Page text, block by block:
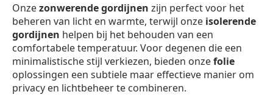
Onzezonwerende gordijnen zijn perfect voor het
beheren van licht en warmte, terwijl onze isolerende
gordijnen helpen bij het behouden van een
comfortabele temperatuur. Voor degenen die een
minimalistische stijl verkiezen, bieden onzefolie
oplossingen een subtiele maar effectieve manier om
privacy en lichtbeheer te combineren.